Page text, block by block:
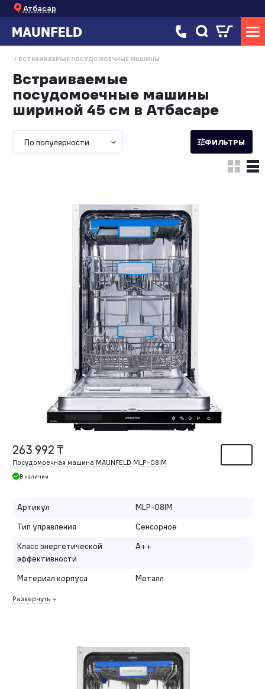
Атбасар
ВСТРАИВАЕМЫЕ ПОСУДОМОЕЧНЫЕ МАШИНЫ
Встраиваемые
посудомоечные машины
шириной 45 см в Атбасаре
По популярности ФИЛЬТРЫ
263 992 ₸
Посудомоечная машина MAUNFELD MLP-08IM
В наличии
Артикул
MLP-08IM
Тип управления
Сенсорное
Класс энергетической
эффективности
A++
Материал корпуса Металл
Развернуть